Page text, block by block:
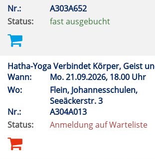
Nr.:
A303A652
Status:
fast ausgebucht
Hatha-Yoga Verbindet Körper, Geist
Wann:
Mo.21.09.2026, 18.00 Uhr
Wo:
Flein, Johannesschulen,
Seeäckerstr. 3
Nr.:
A304A013
Status:
Anmeldung auf Warteliste